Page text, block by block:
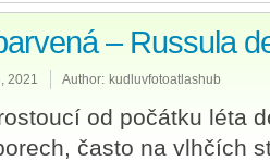
– Russula
2021 Author: kudluvfotoatlashub
od počátku léta
často na vlhčích